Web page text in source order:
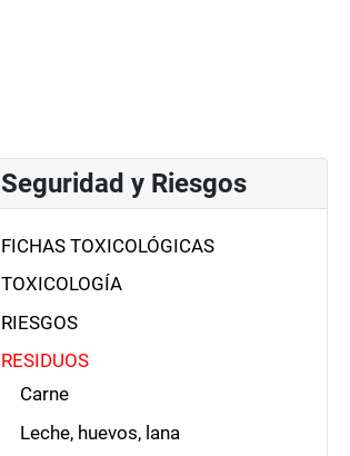
Seguridad y Riesgos
FICHAS TOXICOLÓGICAS
TOXICOLOGÍA
RIESGOS
RESIDUOS
Carne
Leche, huevos, lana